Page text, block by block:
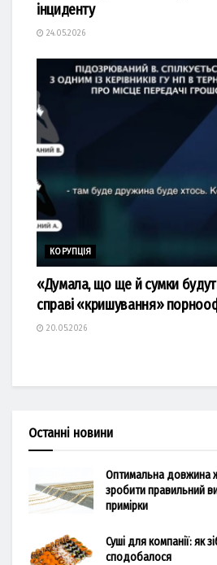
інциденту
24.05.2026
КОРУПЦІЯ
«Думала, що ще й сумки
справі «кришування»
20.05.2026
Останні новини
Оптимальна довжина
зробити правильний
примірки
Суші для компанії: як
сподобалося